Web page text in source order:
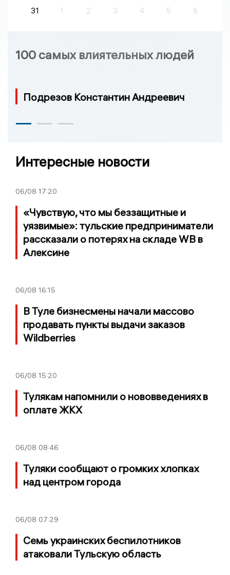
31
1 2 3 4 5 6
100 самых влиятельных людей
Подрезов Константин Андреевич
Интересные новости
06/08 17:20
«Чувствую, что мы беззащитные и
уязвимые»: тульские предприниматели
рассказали о потерях на складе WB в
Алексине
06/08 16:15
В Туле бизнесмены начали массово
продавать пункты выдачи заказов
Wildberries
06/08 15:20
Тулякам напомнили о нововведениях в
оплате ЖКХ
06/08 08:46
Туляки сообщают о громких хлопках
над центром города
06/08 07:29
Семь украинских беспилотников
атаковали Тульскую область